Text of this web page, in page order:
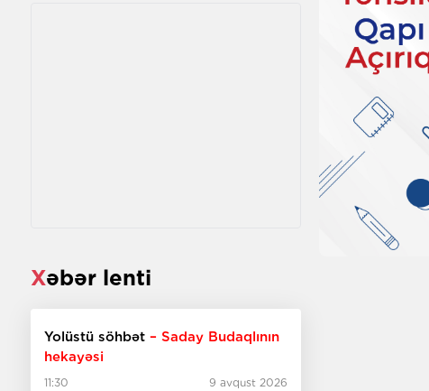
Xəbər lenti
Yolüstü söhbət – Saday Budaqlının
hekayəsi
11:30 9 avqust 2026